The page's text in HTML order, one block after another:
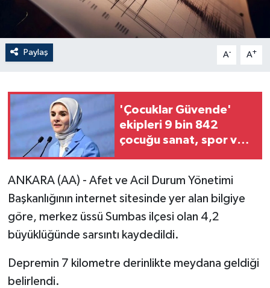
Paylaş A- A+
'Çocuklar Güvende'
ekipleri 9 bin 842
çocuğu sanat, spor ve
ANKARA (AA) - Afet ve Acil Durum Yönetimi
Başkanlığının internet sitesinde yer alan bilgiye
göre, merkez üssü Sumbas ilçesi olan 4,2
büyüklüğünde sarsıntı kaydedildi.
Depremin 7 kilometre derinlikte meydana geldiği
belirlendi.